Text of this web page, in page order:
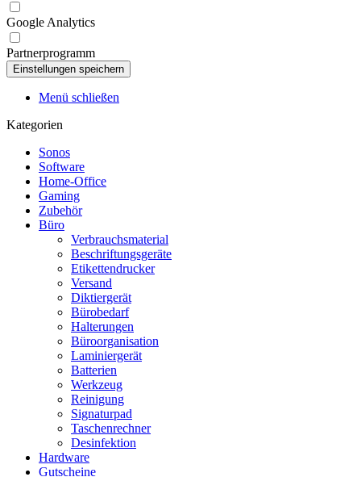
Google Analytics
Partnerprogramm
Menü schließen
Kategorien
Sonos
Software
Home-Office
Gaming
Zubehör
Büro
Verbrauchsmaterial
Beschriftungsgeräte
Etikettendrucker
Versand
Diktiergerät
Bürobedarf
Halterungen
Büroorganisation
Laminiergerät
Batterien
Werkzeug
Reinigung
Signaturpad
Taschenrechner
Desinfektion
Hardware
Gutscheine